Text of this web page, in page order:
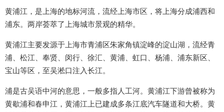
黄浦江，是上海的地标河流，流经上海市区，将上海分成浦西和
浦东。两岸荟萃了上海城市景观的精华。
黄浦江主要发源于上海市青浦区朱家角镇淀峰的淀山湖，流经青
浦、松江、奉贤、闵行、徐汇、黄浦、虹口、杨浦、浦东新区、
宝山等区，至吴淞口注入长江。
浦是古吴语中河的意思，一般多指人工河。黄浦江下游曾被称为
黄歇浦和春申江，黄浦江上已建成多条江底汽车隧道和大桥。黄